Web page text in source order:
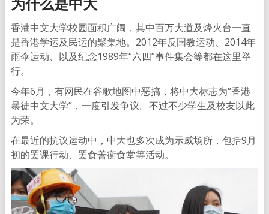
香港中文大学校园面积广阔，其中百万大道及烽火台一直
是香港学运及民运的聚集地。2012年反国教运动、2014年
雨伞运动、以及纪念1989年“六四”事件集会等都在这里举
行。
今年6月，有网民在谷歌地图中恶搞，将中大标志为“香港
暴徒中文大学”，一度引发争议。不过不少学生及校友以此
为荣。
在最近的抗议运动中，中大也多次成为示威场所，包括9月
初的罢课行动、罢食善衡食堂等活动。